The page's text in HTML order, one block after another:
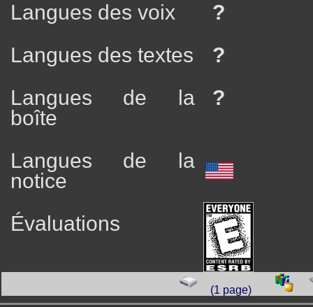
Langues des voix
?
Langues des textes
?
Langues de la
boîte
?
Langues de la
notice
Évaluations
(1 page)